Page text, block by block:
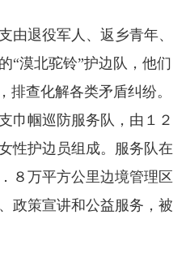
由退役军人、返乡青年、
“漠北驼铃”护边队，他们
排查化解各类矛盾纠纷。
巾帼巡防服务队，由１２
性护边员组成。服务队在
８万平方公里边境管理区
政策宣讲和公益服务，被